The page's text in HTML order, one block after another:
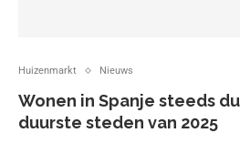
Huizenmarkt Nieuws
Wonen in Spanje steeds
duurste steden van 2025